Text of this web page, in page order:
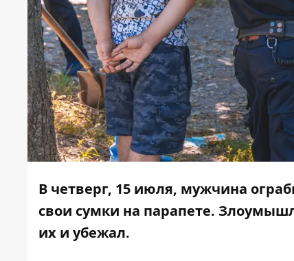
В четверг, 15 июля, мужчина
свои сумки на парапете.
их и убежал.